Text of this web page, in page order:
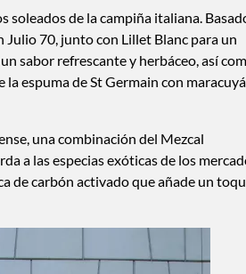
soleados de la campiña italiana.
Julio 70, junto con Lillet Blanc para un
sabor refrescante y herbáceo, así
espuma de St Germain con maracuyá
una combinación del Mezcal
a las especias exóticas de los
de carbón activado que añade un